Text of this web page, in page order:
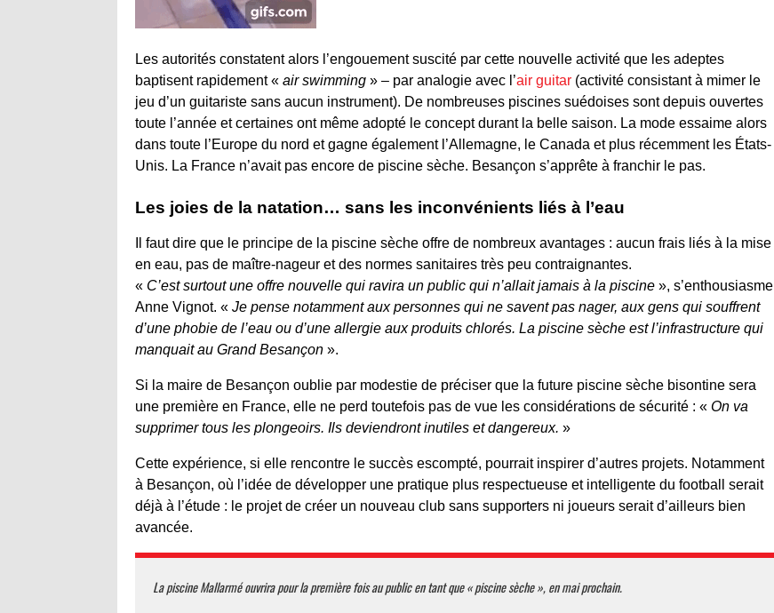
Les autorités constatent alors l’engouement suscité par cette nouvelle activité que les adeptes
baptisent rapidement « air swimming » – par analogie avec l’air guitar (activité consistant à mimer le
jeu d’un guitariste sans aucun instrument). De nombreuses piscines suédoises sont depuis ouvertes
toute l’année et certaines ont même adopté le concept durant la belle saison. La mode essaime alors
dans toute l’Europe du nord et gagne également l’Allemagne, le Canada et plus récemment les États-
Unis. La France n’avait pas encore de piscine sèche. Besançon s’apprête à franchir le pas.
Les joies de la natation… sans les inconvénients liés à l’eau
Il faut dire que le principe de la piscine sèche offre de nombreux avantages : aucun frais liés à la mise
en eau, pas de maître-nageur et des normes sanitaires très peu contraignantes.
« C’est surtout une offre nouvelle qui ravira un public qui n’allait jamais à la piscine », s’enthousiasme
Anne Vignot. « Je pense notamment aux personnes qui ne savent pas nager, aux gens qui souffrent
d’une phobie de l’eau ou d’une allergie aux produits chlorés. La piscine sèche est l’infrastructure qui
manquait au Grand Besançon ».
Si la maire de Besançon oublie par modestie de préciser que la future piscine sèche bisontine sera
une première en France, elle ne perd toutefois pas de vue les considérations de sécurité : « On va
supprimer tous les plongeoirs. Ils deviendront inutiles et dangereux. »
Cette expérience, si elle rencontre le succès escompté, pourrait inspirer d’autres projets. Notamment
à Besançon, où l’idée de développer une pratique plus respectueuse et intelligente du football serait
déjà à l’étude : le projet de créer un nouveau club sans supporters ni joueurs serait d’ailleurs bien
avancée.
La piscine Mallarmé ouvrira pour la première fois au public en tant que « piscine sèche », en mai prochain.